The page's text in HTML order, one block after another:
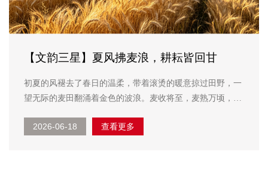
【文韵三星】夏风拂麦浪，耕耘皆回甘
初夏的风褪去了春日的温柔，带着滚烫的暖意掠过田野，一
望无际的麦田翻涌着金色的波浪。麦收将至，麦熟万顷，一
收，年年往复，这片土地的丰收图景，不仅是四季轮回的寻
2026-06-18 查看更多